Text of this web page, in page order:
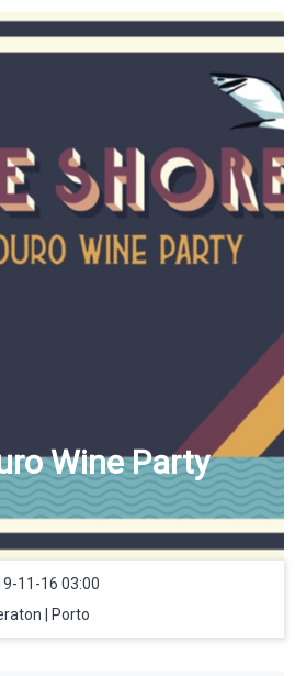
Wine Party
11-16 03:00
| Porto